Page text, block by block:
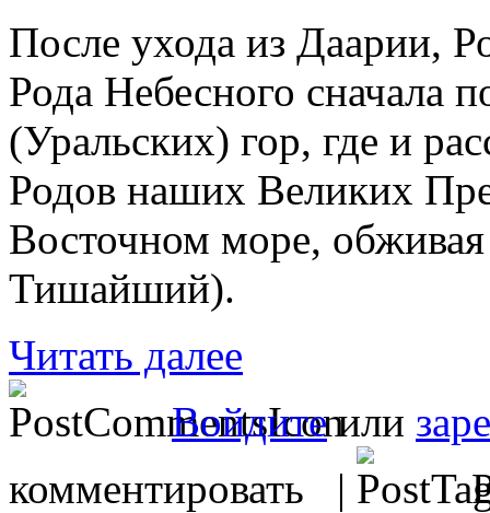
После ухода из Даарии,
Рода Небесного сначала
(Уральских) гор, где и
Родов наших Великих
Восточном море,
Тишайший).
Читать далее
Войдитеили
комментировать |